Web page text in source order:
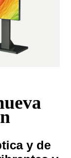
y de